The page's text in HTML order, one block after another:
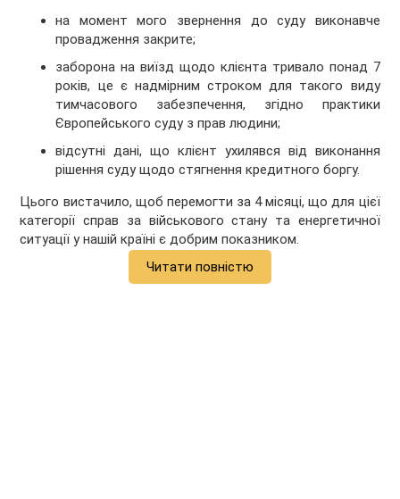
на момент мого звернення до суду виконавче
провадження закрите;
заборона на виїзд щодо клієнта тривало понад 7
років, це є надмірним строком для такого виду
тимчасового забезпечення, згідно практики
Європейського суду з прав людини;
відсутні дані, що клієнт ухилявся від виконання
рішення суду щодо стягнення кредитного боргу.
Цього вистачило, щоб перемогти за 4 місяці, що для цієї
категорії справ за військового стану та енергетичної
ситуації у нашій країні є добрим показником.
Читати повністю